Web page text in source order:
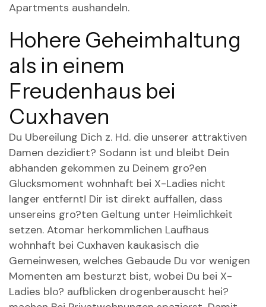
Apartments aushandeln.
Hohere Geheimhaltung
als in einem
Freudenhaus bei
Cuxhaven
Du Ubereilung Dich z. Hd. die unserer attraktiven
Damen dezidiert? Sodann ist und bleibt Dein
abhanden gekommen zu Deinem gro?en
Glucksmoment wohnhaft bei X-Ladies nicht
langer entfernt! Dir ist direkt auffallen, dass
unsereins gro?ten Geltung unter Heimlichkeit
setzen. Atomar herkommlichen Laufhaus
wohnhaft bei Cuxhaven kaukasisch die
Gemeinwesen, welches Gebaude Du vor wenigen
Momenten am besturzt bist, wobei Du bei X-
Ladies blo? aufblicken drogenberauscht hei?